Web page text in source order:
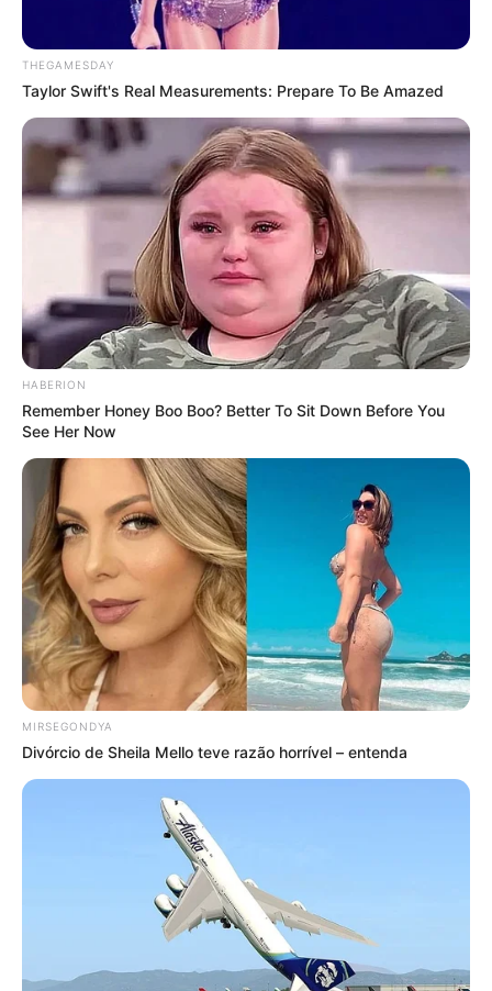
THEGAMESDAY
Taylor Swift's Real Measurements: Prepare To Be Amazed
HABERION
Remember Honey Boo Boo? Better To Sit Down Before You
See Her Now
MIRSEGONDYA
Divórcio de Sheila Mello teve razão horrível – entenda